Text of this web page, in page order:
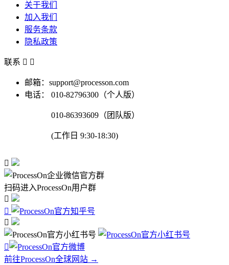
关于我们
加入我们
服务条款
隐私政策
联系  
邮箱：support@processon.com
电话：
010-82796300（个人版）
010-86393609（团队版）
(工作日 9:30-18:30)

扫码进入ProcessOn用户群




前往ProcessOn全球网站 →